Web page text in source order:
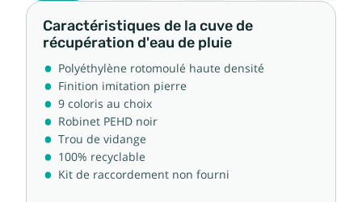
Caractéristiques de la cuve de
récupération d'eau de pluie
Polyéthylène rotomoulé haute densité
Finition imitation pierre
9 coloris au choix
Robinet PEHD noir
Trou de vidange
100% recyclable
Kit de raccordement non fourni